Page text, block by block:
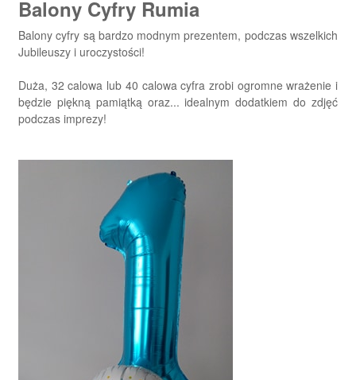
Balony Cyfry Rumia
Balony cyfry są bardzo modnym prezentem, podczas wszelkich
Jubileuszy i uroczystości!
Duża, 32 calowa lub 40 calowa cyfra zrobi ogromne wrażenie i
będzie piękną pamiątką oraz... idealnym dodatkiem do zdjęć
podczas imprezy!